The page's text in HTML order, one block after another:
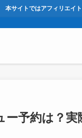
本サイトではアフィリエイ
予約は？